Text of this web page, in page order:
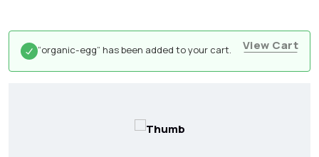
View Cart
“organic-egg” has been added to your cart.